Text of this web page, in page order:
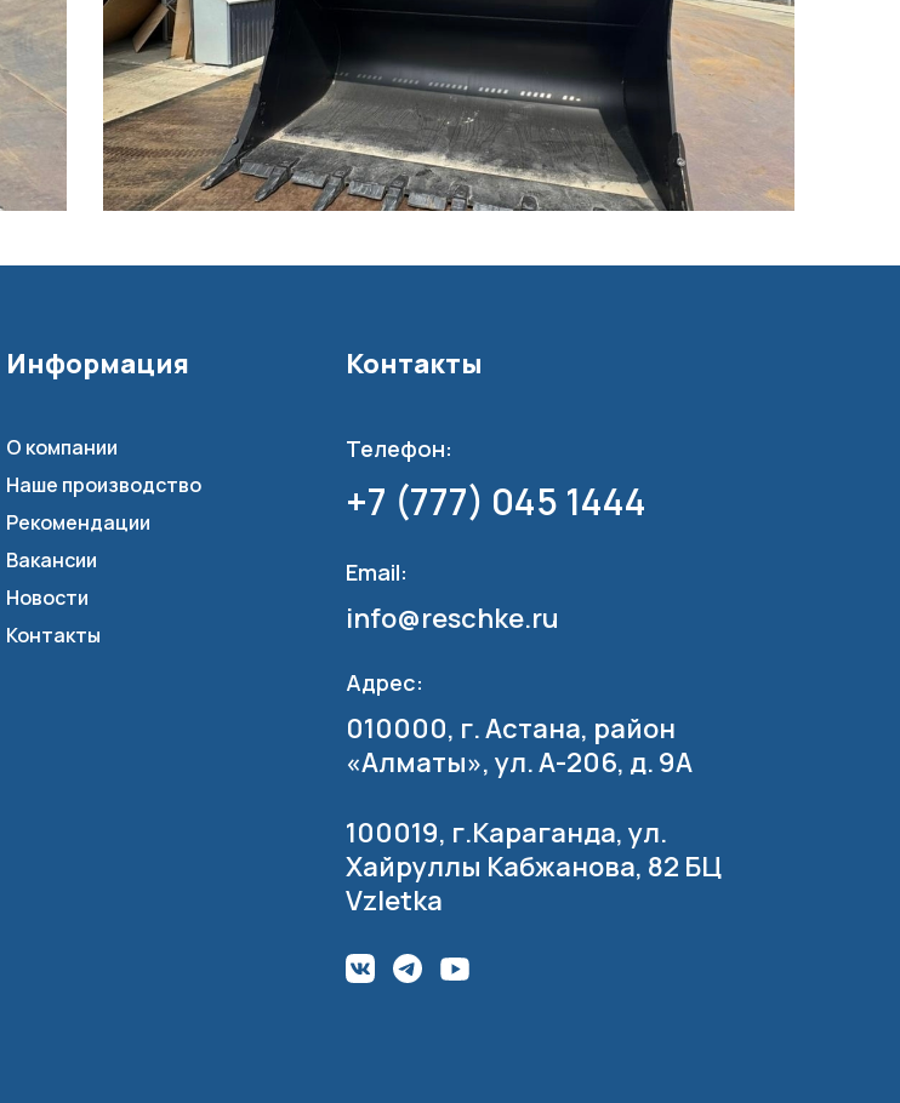
Информация
О компании
Наше производство
Рекомендации
Вакансии
Новости
Контакты
Контакты
Телефон:
+7 (777) 045 1444
Email:
info@reschke.ru
Адрес:
010000, г. Астана, район
«Алматы», ул. А-206, д. 9А
100019, г.Караганда, ул.
Хайруллы Кабжанова, 82 БЦ
Vzletka